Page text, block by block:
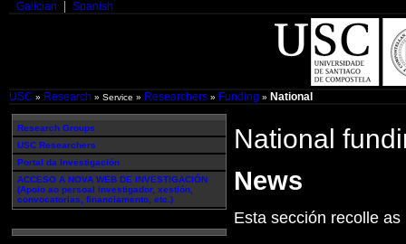
Galician Spanish
USC » Research » Service » Researchers » Funding » National
Research Groups
USC Researchers
Portal da Investigación
ACCESO A NOVA WEB DE INVESTIGACIÓN
(Apoio ao persoal investigador, xestión,
convocatorias, financiamento, etc.)
National
News
Esta sección recolle